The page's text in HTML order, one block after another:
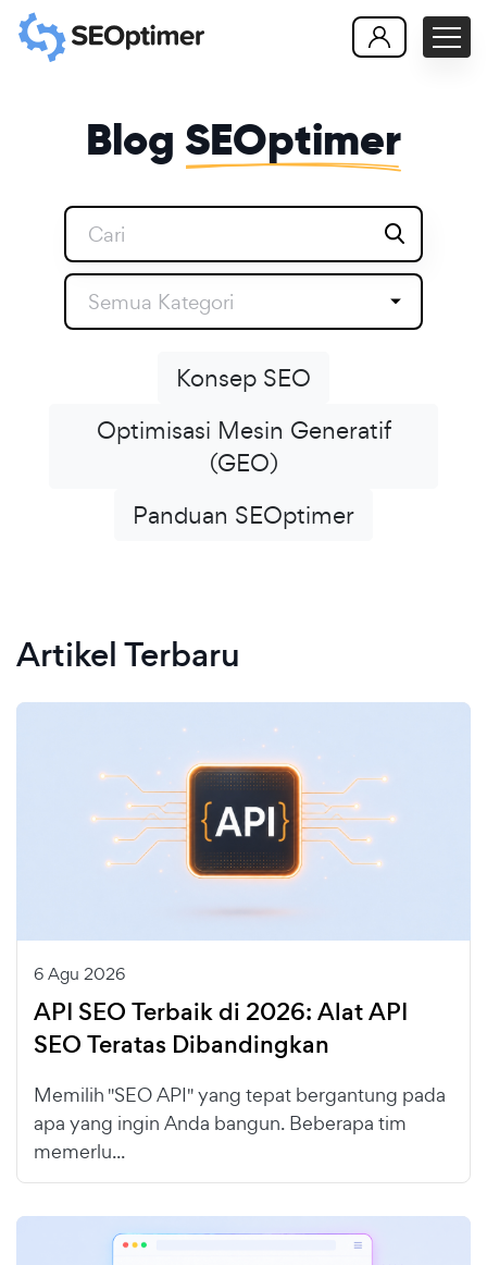
Blog SEOptimer
Semua Kategori
Konsep SEO
Optimisasi Mesin Generatif
(GEO)
Panduan SEOptimer
Artikel Terbaru
6 Agu 2026
API SEO Terbaik di 2026: Alat API
SEO Teratas Dibandingkan
Memilih "SEO API" yang tepat bergantung pada
apa yang ingin Anda bangun. Beberapa tim
memerlu...